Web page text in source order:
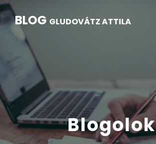
BLOG GLUDOVÁTZ ATTILA
Blogolok